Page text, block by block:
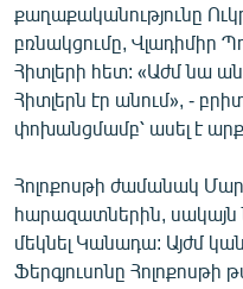
քաղաքականությունը
բռնակցումը, Վլադիմիր
Հիտլերի հետ: «Աժմ նա
Հիտլերն էր անում», -
փոխանցմամբ՝ ասել է
Հոլոքոսթի ժամանակ
հարազատներին, սակայն
մեկնել Կանադա: Այժմ
Ֆերգյուսոնը